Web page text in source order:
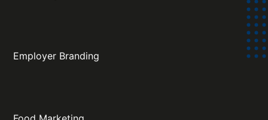
Employer Branding